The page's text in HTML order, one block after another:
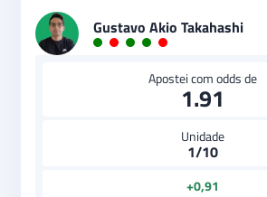
Gustavo Akio Takahashi
Apostei com odds de
1.91
Unidade
1/10
+0,91